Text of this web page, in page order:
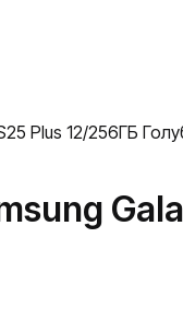
Plus 12/256ГБ